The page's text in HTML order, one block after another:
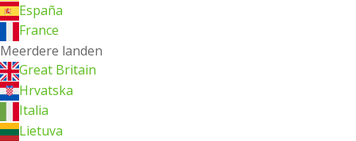
España
France
Meerdere landen
Great Britain
Hrvatska
Italia
Lietuva